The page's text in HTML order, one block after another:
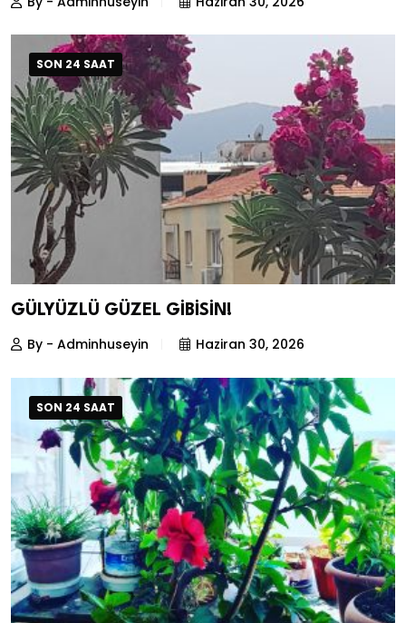
SON 24 SAAT
GÜLYÜZLÜ GÜZEL GİBİSİN!
By - Adminhuseyin Haziran 30, 2026
SON 24 SAAT